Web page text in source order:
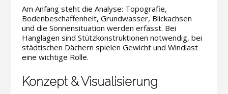
Am Anfang steht die Analyse: Topografie,
Bodenbeschaffenheit, Grundwasser, Blickachsen
und die Sonnensituation werden erfasst. Bei
Hanglagen sind Stützkonstruktionen notwendig, bei
städtischen Dächern spielen Gewicht und Windlast
eine wichtige Rolle.
Konzept & Visualisierung